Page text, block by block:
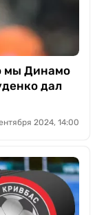
мы Динамо
дал
2024, 14:00